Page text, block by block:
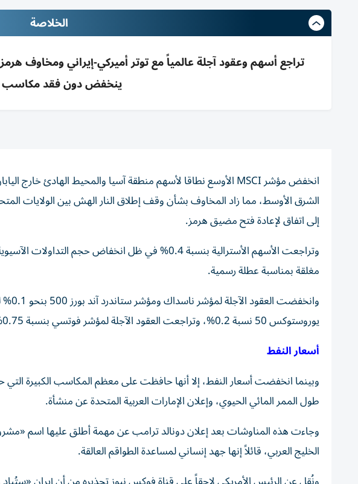
الخلاصة
تراجع أسهم وعقود آجلة عالمياً مع توتر أميركي-إيراني ومخاوف
ينخفض دون فقد مكاسب
الشرق الأوسط، مما زاد المخاوف بشأن وقف إطلاق النار الهش بين الولايات
إلى اتفاق لإعادة فتح مضيق هرمز.
وتراجعت الأسهم الأسترالية بنسبة 0.4% في ظل انخفاض
مغلقة بمناسبة عطلة رسمية.
يوروستوكس 50 نسبة 0.2%، وتراجعت العقود الآجلة لمؤشر فوتسي بنسبة 0.75%.
أسعار النفط
وبينما انخفضت أسعار النفط، إلا أنها حافظت على معظم المكاسب الكبيرة التي
طول الممر المائي الحيوي، وإعلان الإمارات العربية المتحدة عن منشأة.
وجاءت هذه المناوشات بعد إعلان دونالد ترامب عن مهمة أطلق عليها اسم
الخليج العربي، قائلاً إنها جهد إنساني لمساعدة الطواقم العالقة.